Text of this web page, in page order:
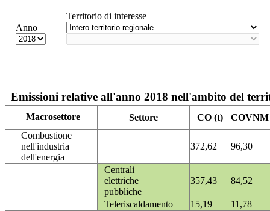
Anno
Territorio di interesse
Emissioni relative all'anno 2018 nell'ambito del
Macrosettore Settore CO (t)
COVNM
Combustione
nell'industria
dell'energia
372,62 96,30
Centrali
elettriche
pubbliche
357,43 84,52
Teleriscaldamento 15,19
11,78